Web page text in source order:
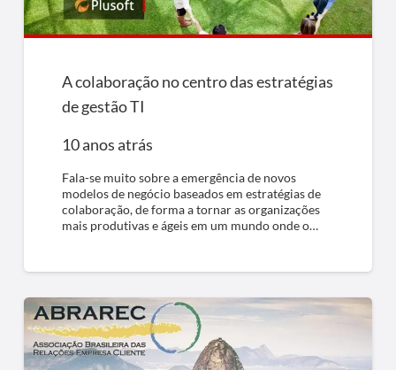
A colaboração no centro das estratégias
de gestão TI
10 anos atrás
Fala-se muito sobre a emergência de novos
modelos de negócio baseados em estratégias de
colaboração, de forma a tornar as organizações
mais produtivas e ágeis em um mundo onde o…